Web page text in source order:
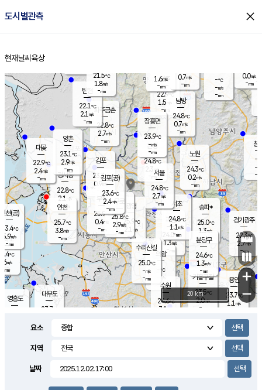
도시별관측 close
홈
현재날씨 육상
의도
℃
m/s
mm
영흥도
양주
22.9℃
1.5
-mm
과천
24.0℃
1.3m/s
- mm
용인
23.7℃
1.1 m/s
경기광주
22.3℃
2.7m/s
-mm
1.8m/s
대부도
23.7
경서동
22.8℃
2.1 m/s
-mm
파주금촌
22.8℃
2.7m/s
-mm
-℃
-m/s
-mm
대곶
22.9℃
2.4m/s
-mm
창
-
-m/
-
탄현
22.1℃
2.1 m/s
-mm
0.0m/s
-mm
의왕
- ℃
m/s
mm
김포
23.3℃
0.9 m/s
mm
광명
25.9 ℃
2.1 m/s
-mm
부천
25.9℃
0.4m/s
-mm
양촌
23.1℃
2.9m/s
-mm
구로
25.8℃
2.9m/s
-mm
은평
24.8℃
2.3 m/s
- mm
노원
24.3℃
0.2m/s
-mm
송파*
25.0℃
1.3m/s
-mm
서초
24.8℃
1.1 m/s
-mm
남방
24.8℃
0.7m/s
-mm
기흥구갈
23.5℃
2.0m/s
-
수리산길
25.0℃
-m/s
-mm
분당구
24.6℃
1.3m/s
-mm
장흥면
23.9℃
-m/s
-mm
1.6m/s
-mm
인천(공)
23.4℃
5.9m/s
-mm
김포(공)
23.6℃
2.4m/s
-mm
수원
24.6℃
3.1 m/s
인천
25.7℃
3.8m/s
-mm
서울
24.8℃
2.7m/s
-mm
21.5℃
1.8m/s
-mm
0.7m/s
-mm
+
−
20 km
요소
지역
날짜